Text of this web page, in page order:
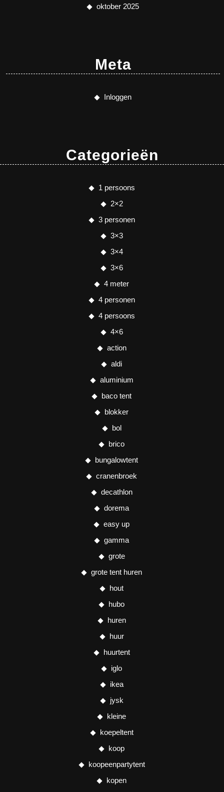
oktober 2025
Meta
Inloggen
Categorieën
1 persoons
2×2
3 personen
3×3
3×4
3×6
4 meter
4 personen
4 persoons
4×6
action
aldi
aluminium
baco tent
blokker
bol
brico
bungalowtent
cranenbroek
decathlon
dorema
easy up
gamma
grote
grote tent huren
hout
hubo
huren
huur
huurtent
iglo
ikea
jysk
kleine
koepeltent
koop
koopeenpartytent
kopen